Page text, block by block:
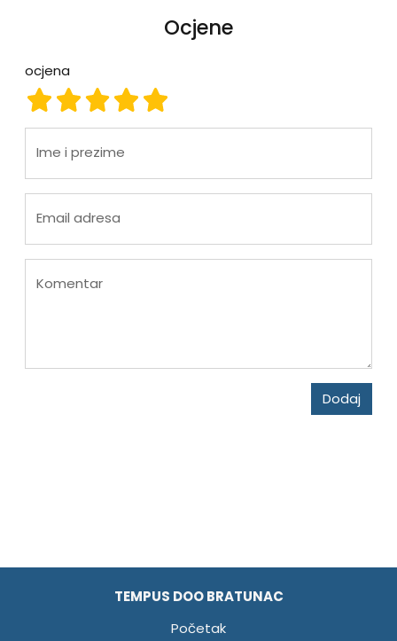
Ocjene
ocjena
ocjena 5
ocjena 4
ocjena 3
ocjena 2
ocjena 1
Ime i prezime
Email adresa
Komentar
Dodaj
TEMPUS DOO BRATUNAC
Početak